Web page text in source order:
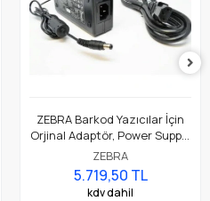
ZEBRA Barkod Yazıcılar İçin
Orjinal Adaptör, Power Supply
Parça No: P1079903-026
ZEBRA
5.719,50 TL
kdv dahil